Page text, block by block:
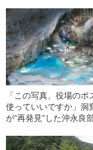
「この写真、役場のポ
使っていいですか」洞
が“再発見”した沖永良